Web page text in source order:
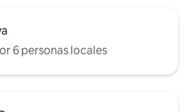
6 personas locales